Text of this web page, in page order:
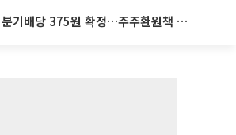
SK하이닉스, 분기배당 375원 확정…주주환원책 9월로 앞당겨 발표